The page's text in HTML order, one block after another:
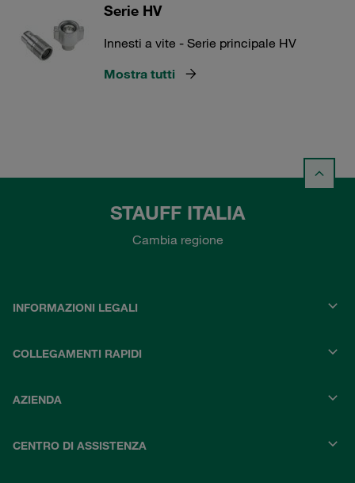
Serie HV
Innesti a vite - Serie principale HV
Mostra tutti
STAUFF ITALIA
Cambia regione
INFORMAZIONI LEGALI
COLLEGAMENTI RAPIDI
AZIENDA
CENTRO DI ASSISTENZA